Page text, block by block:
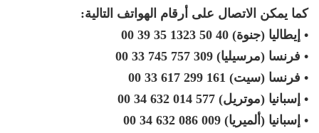
كما يمكن الاتصال على أرقام الهواتف التالية:
• إيطاليا (جنوة) 40 50 1323 35 39 00
• فرنسا (مرسيليا) 309 757 745 33 00
• فرنسا (سيت) 161 299 617 33 00
• إسبانيا (موتريل) 577 014 632 34 00
• إسبانيا (ألميريا) 009 086 632 34 00